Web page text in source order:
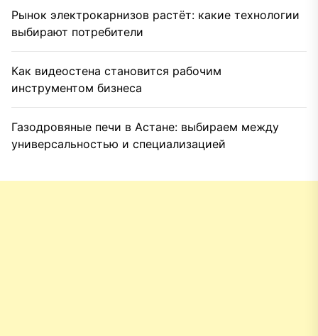
Рынок электрокарнизов растёт: какие технологии
выбирают потребители
Как видеостена становится рабочим
инструментом бизнеса
Газодровяные печи в Астане: выбираем между
универсальностью и специализацией